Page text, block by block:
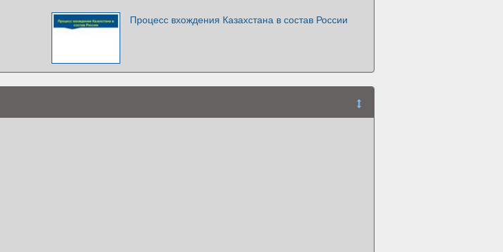
Процесс вхождения Казахстана в состав России